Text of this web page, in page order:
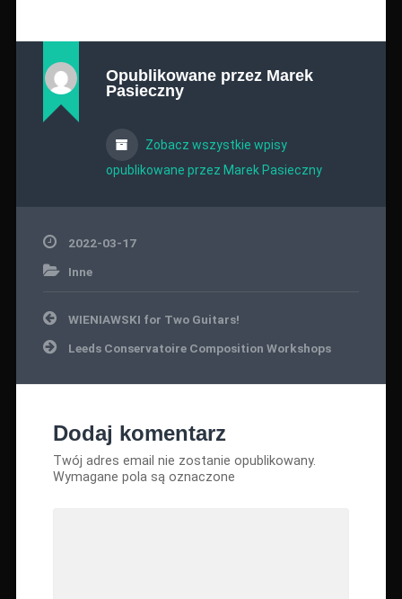
Opublikowane przez Marek
Pasieczny
Zobacz wszystkie wpisy
opublikowane przez Marek Pasieczny
2022-03-17
Inne
Nawigacja
WIENIAWSKI for Two Guitars!
Leeds Conservatoire Composition Workshops
Dodaj komentarz
Twój adres email nie zostanie opublikowany.
Wymagane pola są oznaczone